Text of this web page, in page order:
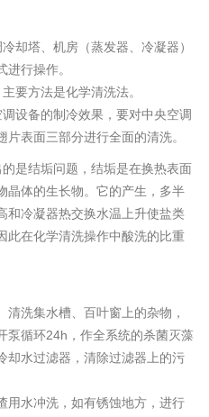
却塔、机房（蒸发器、冷凝器）
行操作。
要方法是化学清洗法。
设备的制冷效果，要对中央空调
表面三部分进行全面的清洗。
是结垢问题，结垢是在换热表面
晶体的生长物。它的产生，多半
和冷凝器热交换水温上升使盐类
此在化学清洗操作中酸洗的比重
洗集水槽、百叶窗上的杂物，
泵循环24h，作全系统的杀菌灭藻
却水过滤器，清除过滤器上的污
水冲洗，如有锈蚀地方，进行